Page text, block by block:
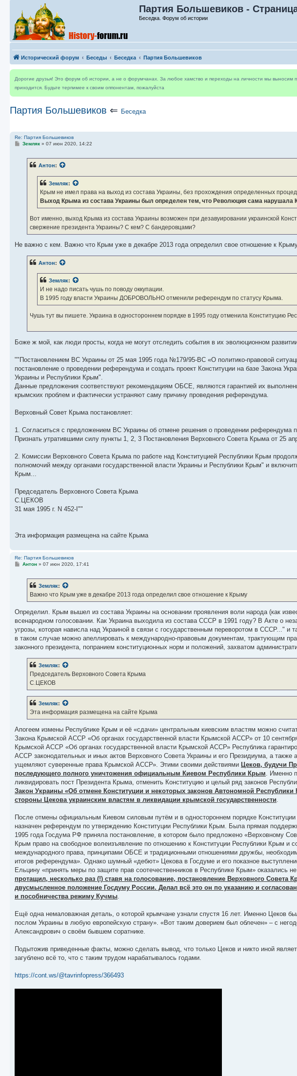
Партия Большевиков -
Беседка. Форум об истории
Исторический форум Беседы Беседка Партия Большевиков
Дорогие друзья! Это форум об истории, а не о форумчанах. За любое хамство и переходы на личности мы
приходится. Будьте терпимее к своим оппонентам, пожалуйста
Партия Большевиков ⇐ Беседка
Re: Партия Большевиков
СЗемляк» 07 июн 2020, 14:22
Антон:
Земляк:
Крым не имел права на выход из состава Украины, без прохождения определенных
Выход Крыма из состава Украины был определен тем, что Революция сама нарушала
Вот именно, выход Крыма из состава Украины возможен при дезавуировании украинской
свержение президента Украины? С кем? С бандеровцами?
Не важно с кем. Важно что Крым уже в декабре 2013 года определил свое отношение к
Антон:
Земляк:
И не надо писать чушь по поводу оккупации.
В 1995 году власти Украины ДОБРОВОЛЬНО отменили референдум по статусу Крыма.
Чушь тут вы пишете. Украина в одностороннем порядке в 1995 году отменила Конституцию
Боже ж мой, как люди просты, когда не могут отследить события в их эволюционном
""Постановлением ВС Украины от 25 мая 1995 года №179/95-ВС «О политико-правовой
постановление о проведении референдума и создать проект Конституции на базе Закона
Украины и Республики Крым".
Данные предложения соответствуют рекомендациям ОБСЕ, являются гарантией их
крымских проблем и фактически устраняют саму причину проведения референдума.
Верховный Совет Крыма постановляет:
1. Согласиться с предложением ВС Украины об отмене решения о проведении референдума
Признать утратившими силу пункты 1, 2, 3 Постановления Верховного Совета Крыма от 25
2. Комиссии Верховного Совета Крыма по работе над Конституцией Республики Крым
полномочий между органами государственной власти Украины и Республики Крым" и
Крым...
Председатель Верховного Совета Крыма
С.ЦЕКОВ
31 мая 1995 г. N 452-I""
Эта информация размещена на сайте Крыма
Re: Партия Большевиков
С
е
Антон» 07 июн 2020, 17:41
Земляк:
Важно что Крым уже в декабре 2013 года определил свое отношение к Крыму
Определил. Крым вышел из состава Украины на основании проявления воли народа (как
всенародном голосовании. Как Украина выходила из состава СССР в 1991 году? В Акте о
угрозы, которая нависла над Украиной в связи с государственным переворотом в СССР..."
в таком случае можно апеллировать к международно-правовым документам, трактующим
законного президента, попранием конституционных норм и положений, захватом
Земляк:
Председатель Верховного Совета Крыма
С.ЦЕКОВ
Земляк:
Эта информация размещена на сайте Крыма
Апогеем измены Республике Крым и её «сдачи» центральным киевским властям можно
Закона Крымской АССР «Об органах государственной власти Крымской АССР» от 10
Крымской АССР «Об органах государственной власти Крымской АССР» Республика
АССР законодательных и иных актов Верховного Совета Украины и его Президиума, а также
ущемляют суверенные права Крымской АССР». Этими своими действиями Цеков, будучи
последующего полного уничтожения официальным Киевом Республики Крым. Именно
ликвидировать пост Президента Крыма, отменить Конституцию и целый ряд законов
Закон Украины «Об отмене Конституции и некоторых законов Автономной
стороны Цекова украинским властям в ликвидации крымской государственности.
После отмены официальным Киевом силовым путём и в одностороннем порядке
назначен референдум по утверждению Конституции Республики Крым. Была прямая
1995 года Госдума РФ приняла постановление, в котором было предложено «Верховному
Крым право на свободное волеизъявление по отношению к Конституции Республики Крым
международного права, принципами ОБСЕ и традиционными отношениями дружбы,
итогов референдума». Однако шумный «дебют» Цекова в Госдуме и его показное
Ельцину «принять меры по защите прав соотечественников в Республике Крым» оказались
протащил, несколько раз (!) ставя на голосование, постановление Верховного
двусмысленное положение Госдуму России. Делал всё это он по указанию и
и пособничества режиму Кучмы.
Ещё одна немаловажная деталь, о которой крымчане узнали спустя 16 лет. Именно Цеков
послом Украины в любую европейскую страну». «Вот таким доверием был облечен» – с
Александрович о своём бывшем соратнике.
Подытожив приведенные факты, можно сделать вывод, что только Цеков и никто иной
загублено всё то, что с таким трудом нарабатывалось годами.
https://cont.ws/@tavrinfopress/366493